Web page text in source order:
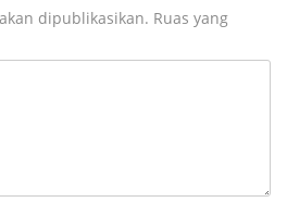
dipublikasikan. Ruas yang